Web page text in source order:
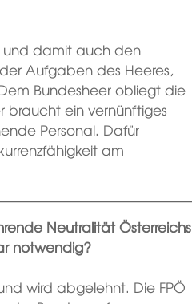
und damit auch den
Aufgaben des Heeres,
Bundesheer obliegt die
braucht ein vernünftiges
Personal. Dafür
am
Neutralität Österreichs
notwendig?
wird abgelehnt. Die FPÖ